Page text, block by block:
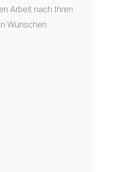
Arbeit nach Ihren
Wünschen.